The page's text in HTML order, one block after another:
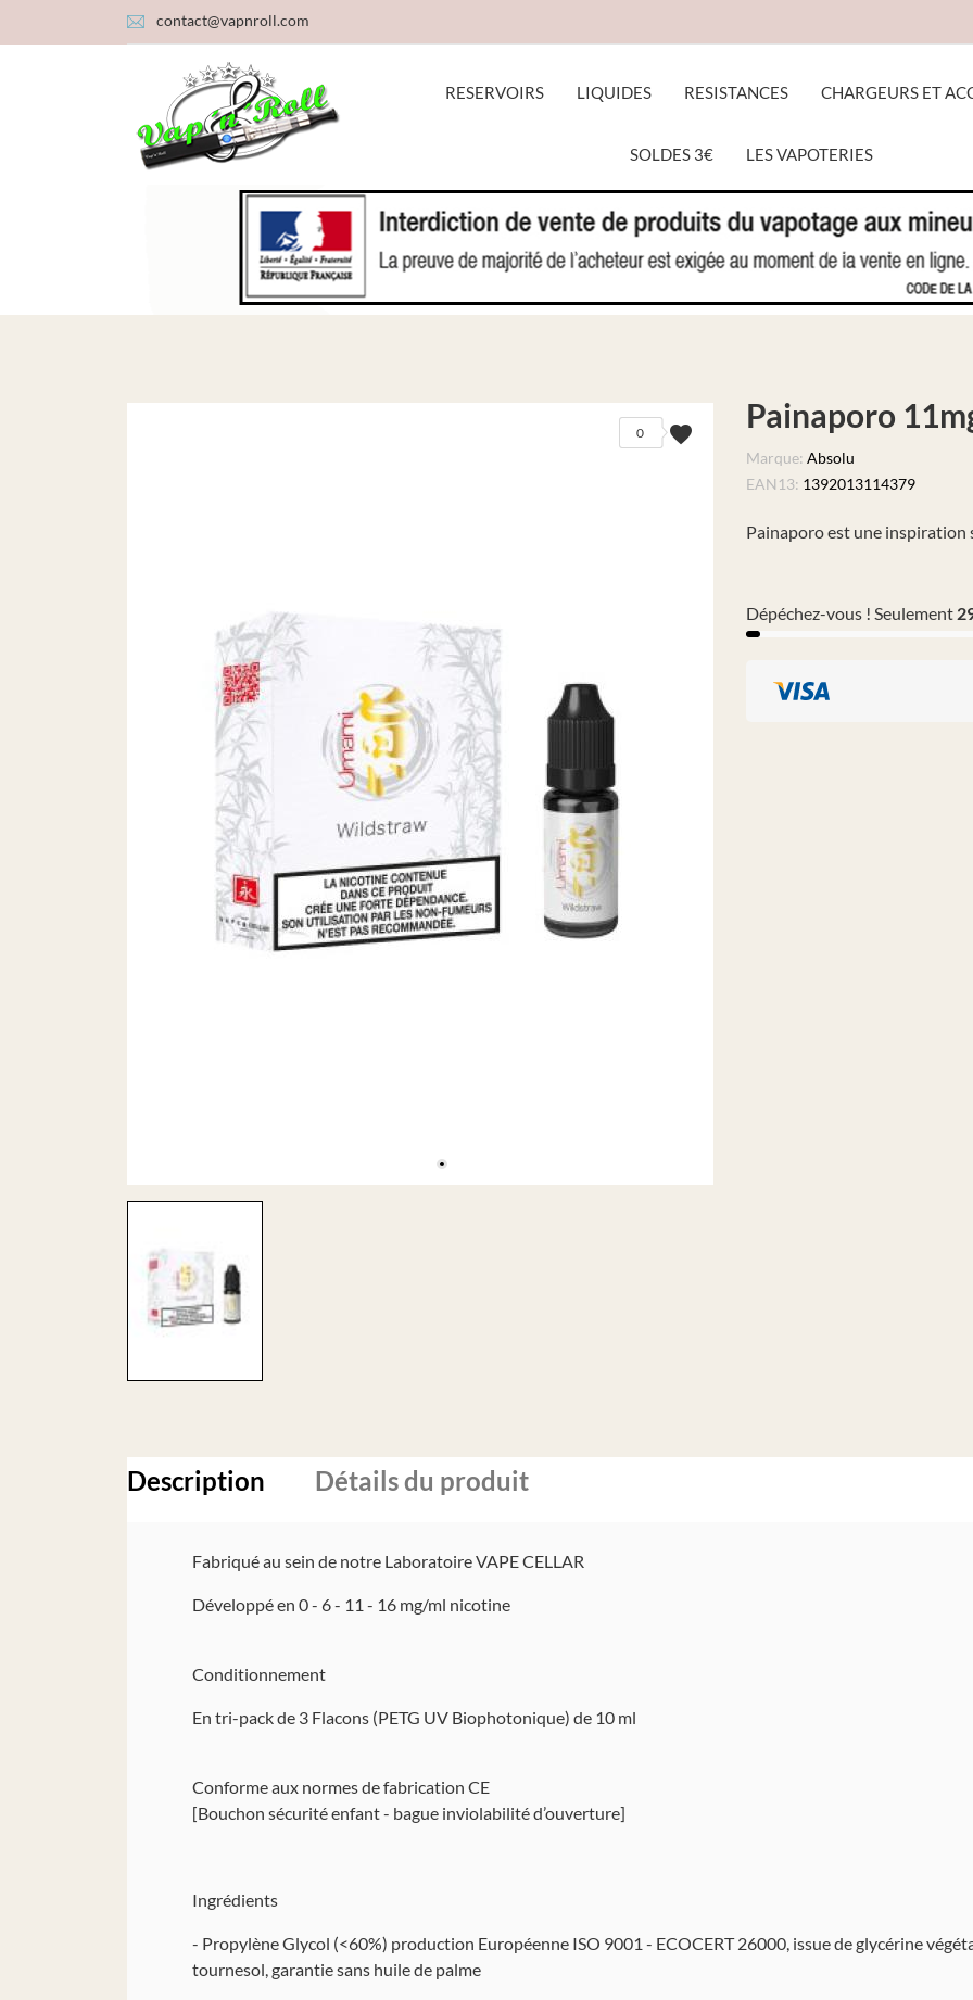
contact@vapnroll.com
RESERVOIRS LIQUIDES RESISTANCES CHARGEURS ET
SOLDES 3€ LES VAPOTERIES
ACCUEIL LIQUIDES PAINAPORO 11MG
favorite
0 Painaporo
Marque: Absolu
EAN13: 1392013114379
Painaporo est une inspiration
Dépéchez-vous ! Seulement
Description Détails du produit
Fabriqué au sein de notre Laboratoire VAPE CELLAR
Développé en 0 - 6 - 11 - 16 mg/ml nicotine
Conditionnement
En tri-pack de 3 Flacons (PETG UV Biophotonique) de 10 ml
Conforme aux normes de fabrication CE
[Bouchon sécurité enfant - bague inviolabilité d’ouverture]
Ingrédients
- Propylène Glycol (<60%) production Européenne ISO 9001 - ECOCERT 26000, issue de glycérine
tournesol, garantie sans huile de palme